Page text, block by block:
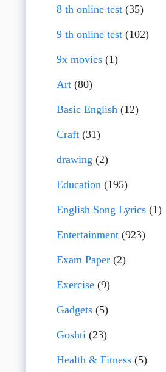
8 th online test (35)
9 th online test (102)
9x movies (1)
Art (80)
Basic English (12)
Craft (31)
drawing (2)
Education (195)
English Song Lyrics (1)
Entertainment (923)
Exam Paper (2)
Exercise (9)
Gadgets (5)
Goshti (23)
Health & Fitness (5)